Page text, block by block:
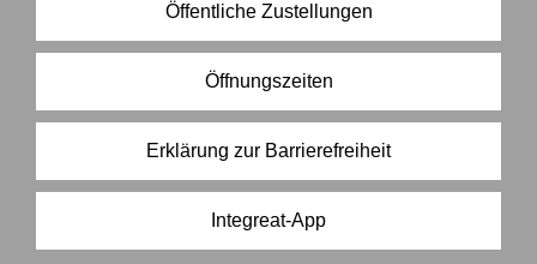
Öffentliche Zustellungen
Öffnungszeiten
Erklärung zur Barrierefreiheit
Integreat-App